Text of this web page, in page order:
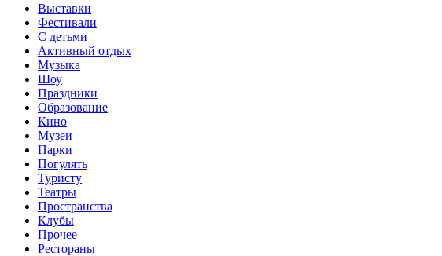
Выставки
Фестивали
С детьми
Активный отдых
Музыка
Шоу
Праздники
Образование
Кино
Музеи
Парки
Погулять
Туристу
Театры
Пространства
Клубы
Прочее
Рестораны